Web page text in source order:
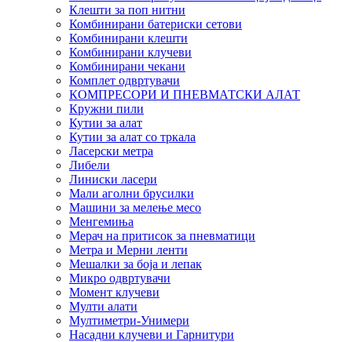
Клешти за поп нитни
Комбинирани батериски сетови
Комбинирани клешти
Комбинирани клучеви
Комбинирани чекани
Комплет одвртувачи
КОМПРЕСОРИ И ПНЕВМАТСКИ АЛАТ
Кружни пили
Кутии за алат
Кутии за алат со тркала
Ласерски метра
Либели
Линиски ласери
Мали аголни брусилки
Машини за мелење месо
Менгемиња
Мерач на притисок за пневматици
Метра и Мерни ленти
Мешалки за боја и лепак
Микро одвртувачи
Момент клучеви
Мулти алати
Мултиметри-Унимери
Насадни клучеви и Гарнитури